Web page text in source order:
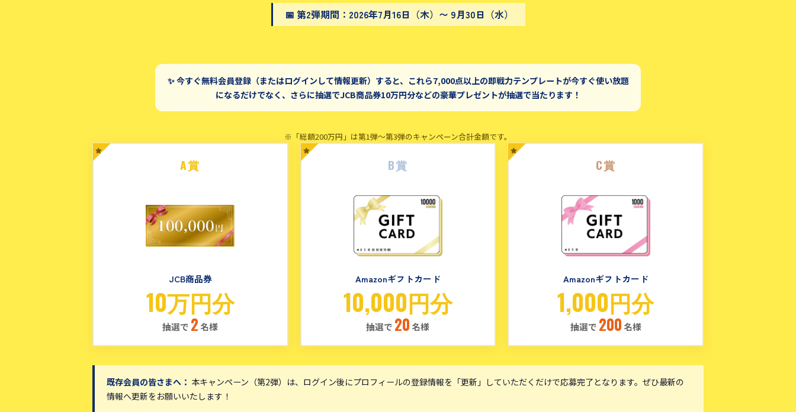
📅 第2弾期間：2026年7月16日（木）〜 9月30日（水）
✨ 今すぐ無料会員登録（またはログインして情報更新）すると、これら7,000点以上の即戦力テンプレートが今すぐ使い放題
になるだけでなく、さらに抽選でJCB商品券10万円分などの豪華プレゼントが抽選で当たります！
※「総額200万円」は第1弾〜第3弾のキャンペーン合計金額です。
A賞
JCB商品券
10万円分
抽選で 2 名様
B賞
Amazonギフトカード
10,000円分
抽選で 20 名様
C賞
Amazonギフトカード
1,000円分
抽選で 200 名様
既存会員の皆さまへ： 本キャンペーン（第2弾）は、ログイン後にプロフィールの登録情報を「更新」していただくだけで応募完了となります。ぜひ最新の
情報へ更新をお願いいたします！